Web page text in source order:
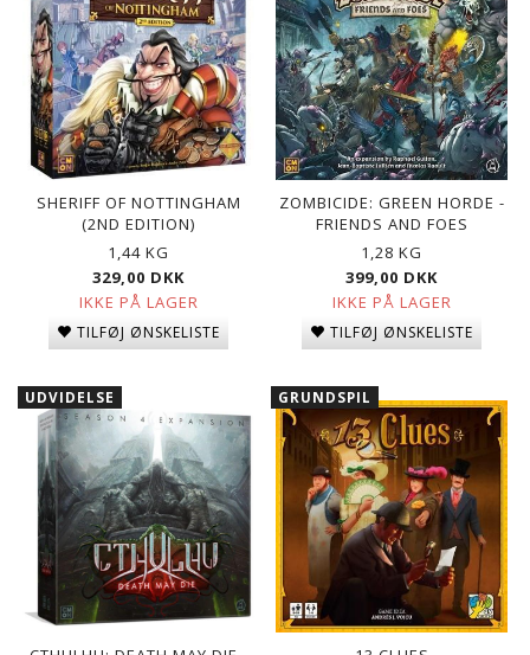
SHERIFF OF NOTTINGHAM
(2ND EDITION)
1,44 KG
329,00 DKK
IKKE PÅ LAGER
TILFØJ ØNSKELISTE
ZOMBICIDE: GREEN HORDE -
FRIENDS AND FOES
1,28 KG
399,00 DKK
IKKE PÅ LAGER
TILFØJ ØNSKELISTE
UDVIDELSE GRUNDSPIL